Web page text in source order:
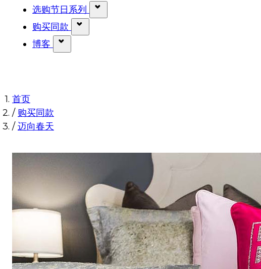
选购节日系列
购买同款
博客
首页
/ 购买同款
/ 迈向春天